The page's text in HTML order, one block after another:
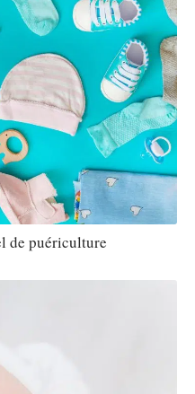
de puériculture